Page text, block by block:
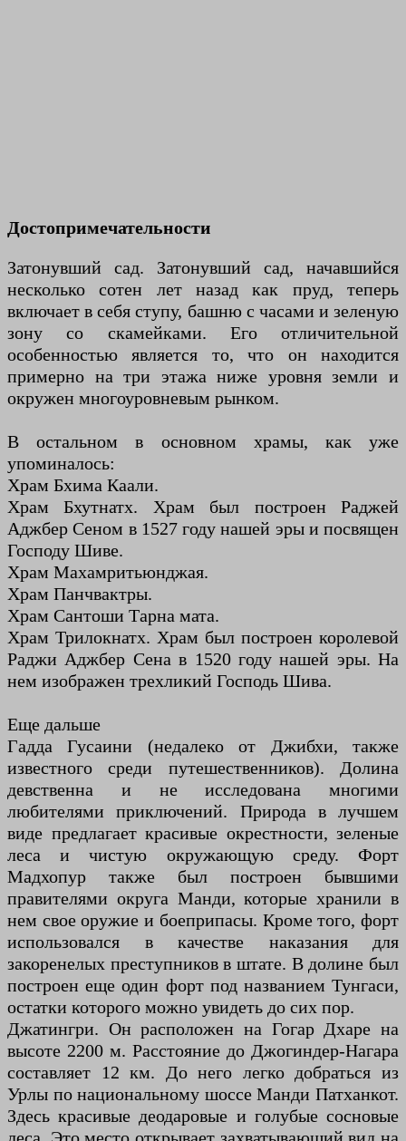
Достопримечательности
Затонувший сад. Затонувший сад, начавшийся
несколько сотен лет назад как пруд, теперь
включает в себя ступу, башню с часами и зеленую
зону со скамейками. Его отличительной
особенностью является то, что он находится
примерно на три этажа ниже уровня земли и
окружен многоуровневым рынком.
В остальном в основном храмы, как уже
упоминалось:
Храм Бхима Каали.
Храм Бхутнатх. Храм был построен Раджей
Аджбер Сеном в 1527 году нашей эры и посвящен
Господу Шиве.
Храм Махамритьюнджая.
Храм Панчвактры.
Храм Сантоши Тарна мата.
Храм Трилокнатх. Храм был построен королевой
Раджи Аджбер Сена в 1520 году нашей эры. На
нем изображен трехликий Господь Шива.
Еще дальше
Гадда Гусаини (недалеко от Джибхи, также
известного среди путешественников). Долина
девственна и не исследована многими
любителями приключений. Природа в лучшем
виде предлагает красивые окрестности, зеленые
леса и чистую окружающую среду. Форт
Мадхопур также был построен бывшими
правителями округа Манди, которые хранили в
нем свое оружие и боеприпасы. Кроме того, форт
использовался в качестве наказания для
закоренелых преступников в штате. В долине был
построен еще один форт под названием Тунгаси,
остатки которого можно увидеть до сих пор.
Джатингри. Он расположен на Гогар Дхаре на
высоте 2200 м. Расстояние до Джогиндер-Нагара
составляет 12 км. До него легко добраться из
Урлы по национальному шоссе Манди Патханкот.
Здесь красивые деодаровые и голубые сосновые